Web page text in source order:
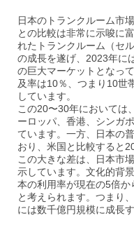
日本のトランクルーム市
との比較は非常に示唆に
れたトランクルーム（セ
の成長を遂げ、2023年に
の巨大マーケットとなっ
及率は10％、つまり10世
しています。
この20〜30年においては
ーロッパ、香港、シンガ
ています。一方、日本の
おり、米国と比較すると
この大きな差は、日本市
示しています。文化的背
本の利用率が現在の5倍
と考えられます。つまり
には数千億円規模に成長